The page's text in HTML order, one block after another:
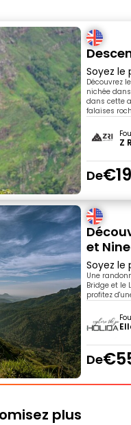
Soyez le
Découvrez
nichée
dans cette
falaises
Z
De
et
Soyez le
Une
Bridge et le
profitez
De
plus